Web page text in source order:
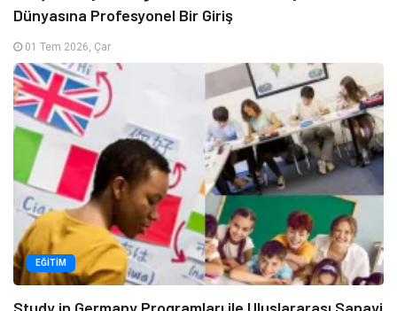
Dünyasına Profesyonel Bir Giriş
01 Tem 2026, Çar
EĞITIM